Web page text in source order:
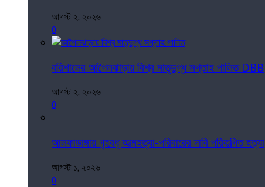
আগস্ট ২, ২০২৬
0
বরিশালের আগৈলঝাড়ায় বিশ্ব মাতৃদুগ্ধ সপ্তাহ পালিত DBB
আগস্ট ২, ২০২৬
0
আলফাডাঙ্গায় গৃহবধূ আত্মহত্যা-পরিবারের দাবি পরিকল্পিত হত্যা
আগস্ট ১, ২০২৬
0